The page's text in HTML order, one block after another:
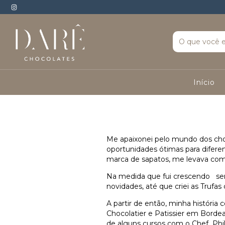
Início
Me apaixonei pelo mundo dos
oportunidades ótimas para
marca de sapatos, me levava
Na medida que fui crescendo
novidades, até que criei as
A partir de então, minha história
Chocolatier e Patissier em